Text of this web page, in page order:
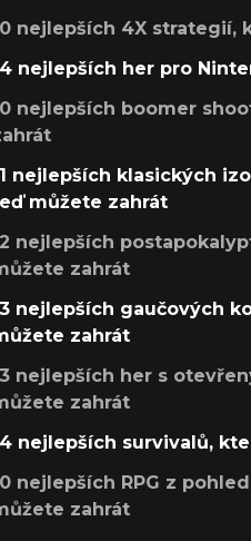
nejlepších 4X strategií,
nejlepších her pro
nejlepších boomer
nejlepších klasických
můžete zahrát
nejlepších
zahrát
nejlepších gaučových
zahrát
nejlepších her s
zahrát
nejlepších survivalů,
nejlepších RPG z
zahrát